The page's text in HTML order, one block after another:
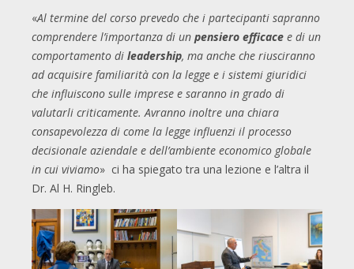
«Al termine del corso prevedo che i partecipanti sapranno
comprendere l’importanza di un pensiero efficace e di un
comportamento di leadership, ma anche che riusciranno
ad acquisire familiarità con la legge e i sistemi giuridici
che influiscono sulle imprese e saranno in grado di
valutarli criticamente. Avranno inoltre una chiara
consapevolezza di come la legge influenzi il processo
decisionale aziendale e dell’ambiente economico globale
in cui viviamo» ci ha spiegato tra una lezione e l’altra il
Dr. Al H. Ringleb.